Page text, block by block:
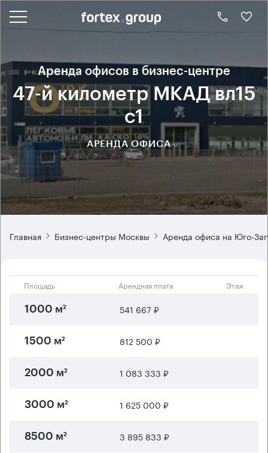
Аренда офисов в бизнес-центре
47-й километр МКАД вл15
с1
АРЕНДА ОФИСА
Главная Бизнес-центры Москвы Аренда офиса на Юго-
Площадь Арендная плата Этаж
1000 м² 541 667 ₽
1500 м² 812 500 ₽
2000 м² 1 083 333 ₽
3000 м² 1 625 000 ₽
8500 м² 3 895 833 ₽